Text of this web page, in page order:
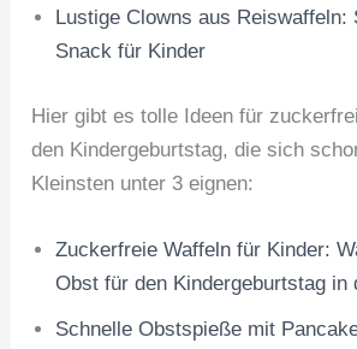
Lustige Clowns aus Reiswaffeln:
Snack für Kinder
Hier gibt es tolle Ideen für
den Kindergeburtstag, die sich
Kleinsten unter 3 eignen:
Zuckerfreie Waffeln für Kinder:
Obst für den Kindergeburtstag in
Schnelle Obstspieße mit